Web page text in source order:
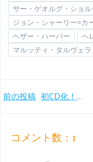
サー・ゲオルグ・ショル
ジョン・シャーリー=カ
ヘザー・ハーパー
ヘ
マルッティ・タルヴェラ
Post
前の投稿 初CD化！コンセルトヘボウ盤と全く違うマリス・ヤンソンスとバイエルン放送響のマーラー交響曲第6番「悲劇的」(2011年)
コメント数：1